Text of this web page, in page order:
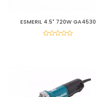
ESMERIL 4.5" 720W GA4530